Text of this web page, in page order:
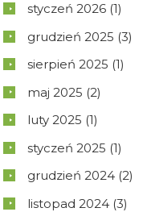
styczeń 2026 (1)
grudzień 2025 (3)
sierpień 2025 (1)
maj 2025 (2)
luty 2025 (1)
styczeń 2025 (1)
grudzień 2024 (2)
listopad 2024 (3)